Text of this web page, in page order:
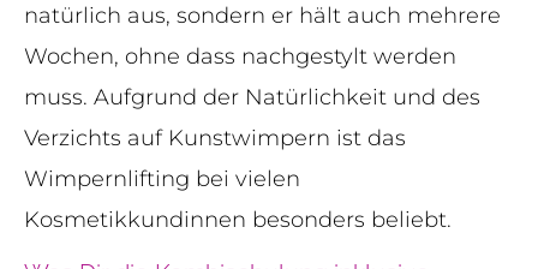
natürlich aus, sondern er hält auch mehrere
Wochen, ohne dass nachgestylt werden
muss. Aufgrund der Natürlichkeit und des
Verzichts auf Kunstwimpern ist das
Wimpernlifting bei vielen
Kosmetikkundinnen besonders beliebt.